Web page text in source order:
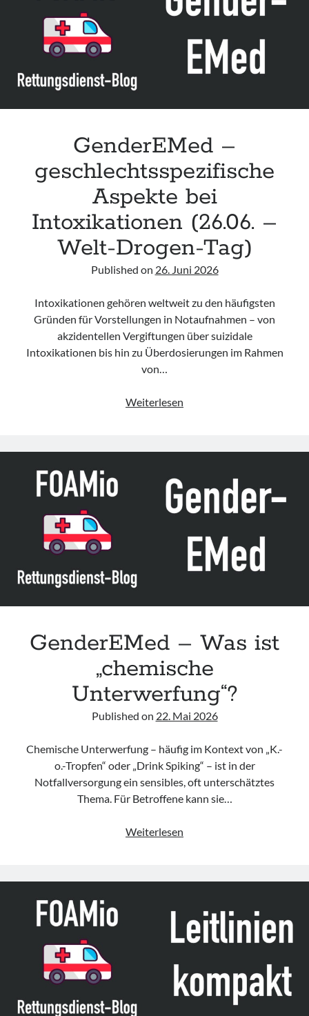
Leitlinie „Die geburtshilfliche Analgesie und Anästhesie“ der DGAI
Konsensuspapier „Management of endocrine emergencies –
Management of myxoedema coma“ der ETA
Leitlinie „Bauchschmerz bei Kindern und Jugendlichen – Bildgebende
GenderEMed –
geschlechtsspezifische
Aspekte bei
Intoxikationen (26.06. –
Welt-Drogen-Tag)
Published on 26. Juni 2026
Intoxikationen gehören weltweit zu den häufigsten
Gründen für Vorstellungen in Notaufnahmen – von
akzidentellen Vergiftungen über suizidale
Intoxikationen bis hin zu Überdosierungen im Rahmen
von…
Weiterlesen
Aspekte
(26.06.
Welt-
Drogen-
Tag)
GenderEMed – Was ist
„chemische
Unterwerfung“?
Published on 22. Mai 2026
Chemische Unterwerfung – häufig im Kontext von „K.-
o.-Tropfen“ oder „Drink Spiking“ – ist in der
Notfallversorgung ein sensibles, oft unterschätztes
Thema. Für Betroffene kann sie…
Weiterlesen
ist
Unterwerfung“?